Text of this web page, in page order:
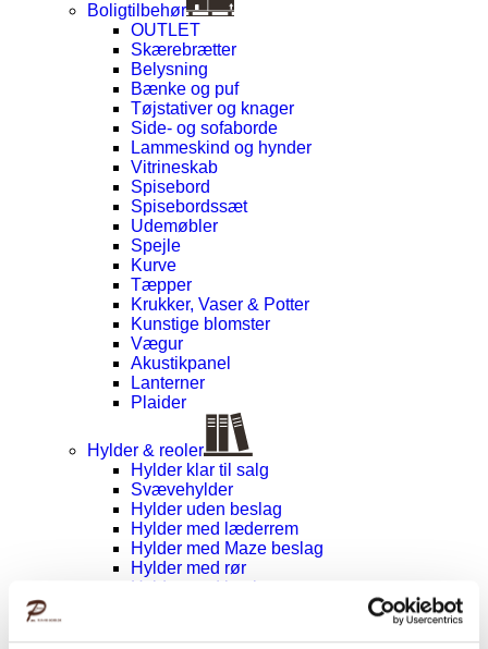
Boligtilbehør
OUTLET
Skærebrætter
Belysning
Bænke og puf
Tøjstativer og knager
Side- og sofaborde
Lammeskind og hynder
Vitrineskab
Spisebord
Spisebordssæt
Udemøbler
Spejle
Kurve
Tæpper
Krukker, Vaser & Potter
Kunstige blomster
Vægur
Akustikpanel
Lanterner
Plaider
Hylder & reoler
Hylder klar til salg
Svævehylder
Hylder uden beslag
Hylder med læderrem
Hylder med Maze beslag
Hylder med rør
Hylder med laminat